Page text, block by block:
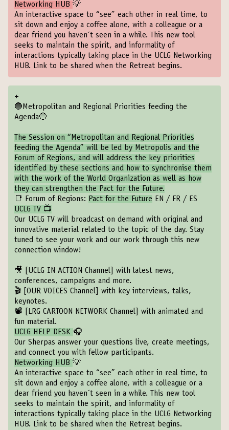
Networking HUB 💡
An interactive space to “see” each other in real time, to
sit down and enjoy a coffee alone, with a colleague or a
dear friend you haven´t seen in a while. This new tool
seeks to maintain the spirit, and informality of
interactions typically taking place in the UCLG Networking
HUB. Link to be shared when the Retreat begins.
+
🔵Metropolitan and Regional Priorities feeding the
Agenda🔵
The Session on “Metropolitan and Regional Priorities
feeding the Agenda” will be led by Metropolis and the
Forum of Regions, and will address the key priorities
identified by these sections and how to synchronise them
with the work of the World Organization as well as how
they can strengthen the Pact for the Future.
📑 Forum of Regions: Pact for the Future EN / FR / ES
UCLG TV 📺
Our UCLG TV will broadcast on demand with original and
innovative material related to the topic of the day. Stay
tuned to see your work and our work through this new
connection window!
🎥 [UCLG IN ACTION Channel]
with latest news,
conferences, campaigns and more.
🎬
[OUR VOICES Channel]
with key interviews, talks,
keynotes.
📽️
[LRG CARTOON NETWORK Channel] with animated and
fun material.
UCLG HELP DESK 🎧
Our Sherpas answer your questions live, create meetings,
and connect you with fellow participants.
Networking HUB 💡
An interactive space to “see” each other in real time, to
sit down and enjoy a coffee alone, with a colleague or a
dear friend you haven´t seen in a while. This new tool
seeks to maintain the spirit, and informality of
interactions typically taking place in the UCLG Networking
HUB. Link to be shared when the Retreat begins.